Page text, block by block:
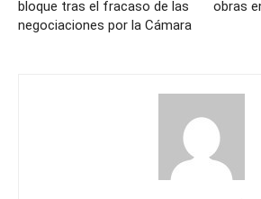
bloque tras el fracaso de las
negociaciones por la Cámara
obras